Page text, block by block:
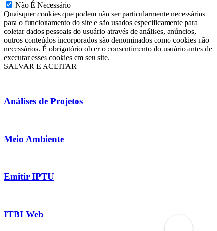
Não É Necessário
Quaisquer cookies que podem não ser particularmente necessários
para o funcionamento do site e são usados especificamente para
coletar dados pessoais do usuário através de análises, anúncios,
outros conteúdos incorporados são denominados como cookies não
necessários. É obrigatório obter o consentimento do usuário antes de
executar esses cookies em seu site.
SALVAR E ACEITAR
Análises de Projetos
Meio Ambiente
Emitir IPTU
ITBI Web